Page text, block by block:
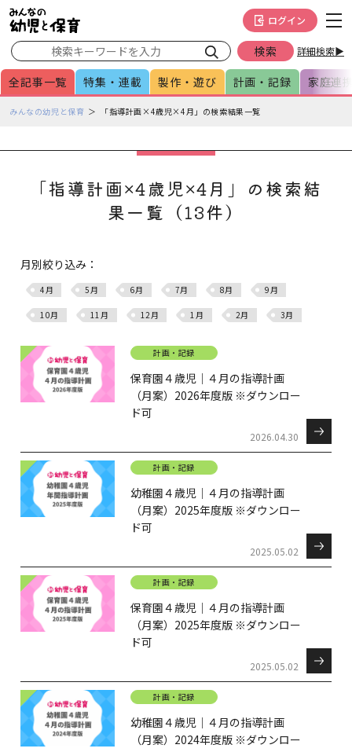
詳細検索▶
ログイン
全記事一覧 特集・連載 製作・遊び 計画・記録 家庭連
ペみんなの幼児と保育 「指導計画×4歳児×4月」の検索結果一覧
「指導計画×4歳児×4月」の検索結
果一覧（13件）
月別絞り込み：
4月 5月 6月 7月 8月 9月
10月 11月 12月 1月 2月 3月
計画・記録
保育園４歳児｜４月の指導計画
（月案）2026年度版 ※ダウンロー
ド可
2026.04.30
計画・記録
幼稚園４歳児｜４月の指導計画
（月案）2025年度版 ※ダウンロー
ド可
2025.05.02
計画・記録
保育園４歳児｜４月の指導計画
（月案）2025年度版 ※ダウンロー
ド可
2025.05.02
計画・記録
幼稚園４歳児｜４月の指導計画
（月案）2024年度版 ※ダウンロー